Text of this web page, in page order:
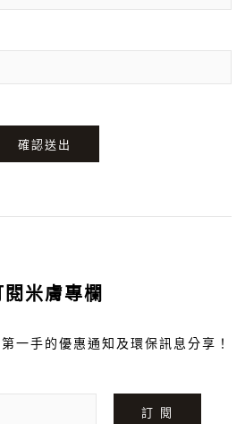
確認送出
閱米膚專欄
一手的優惠通知及環保訊息分享！
訂 閱